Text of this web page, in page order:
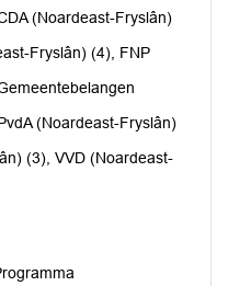
(Noardeast-Fryslân)
Fryslân) (4), FNP
(Noardeast-Fryslân)
(3), VVD (Noardeast-